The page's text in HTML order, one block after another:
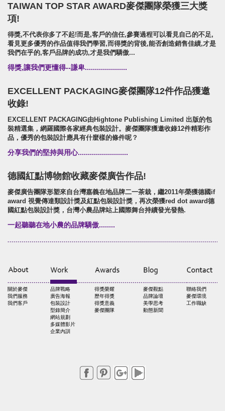
開廣集團/SUPER ARMOR/品牌形象識別/產品拍
攝策略
TAIWAN TOP STAR AWARD麥傑團隊榮獲三大獎
項!
得獎,不代表你多了不起!而是,客戶的信任,參賽過程可以看見自己的不足,
看見更多優秀的作品值得我們學習,而得獎的背後,能否創造銷售佳績,才是
我們在乎的,客戶品牌的成功,才是我們驕傲...
得獎,讓我們更懂得--謙卑.....................
EXCELLENT PACKAGING麥傑團隊12件作品獲邀
收錄!
EXCELLENT PACKAGING由Hightone Publishing Limited 出版的包
裝精選集，網羅國際各家經典包裝設計。麥傑團隊獲邀收錄12件精彩作
品，優秀的包裝設計應具有什麼樣的條件呢？
分享我們的堅持與用心.........................
德國紅點博物館收藏麥傑廣告作品!
麥傑廣告團隊形塑來自台灣嘉義在地品牌二一茶栽，繼2011年榮獲德國if
award 視覺傳達類設計獎及紅點包裝設計獎，再次榮獲red dot award德
國紅點包裝設計獎，台灣小農品牌站上國際舞台持續發光發熱.
一起聽聽在地小農的品牌驕傲........
關於麥傑
我們服務
我們客戶
品牌戰略
廣告海報
包裝設計
型錄簡介
網站規劃
多媒體影片
企業內訓
得獎榮耀
歷年得獎
得獎意義
麥傑團隊
麥傑觀點
品牌論壇
美學思考
動態新聞
聯絡我們
麥傑環境
工作職缺